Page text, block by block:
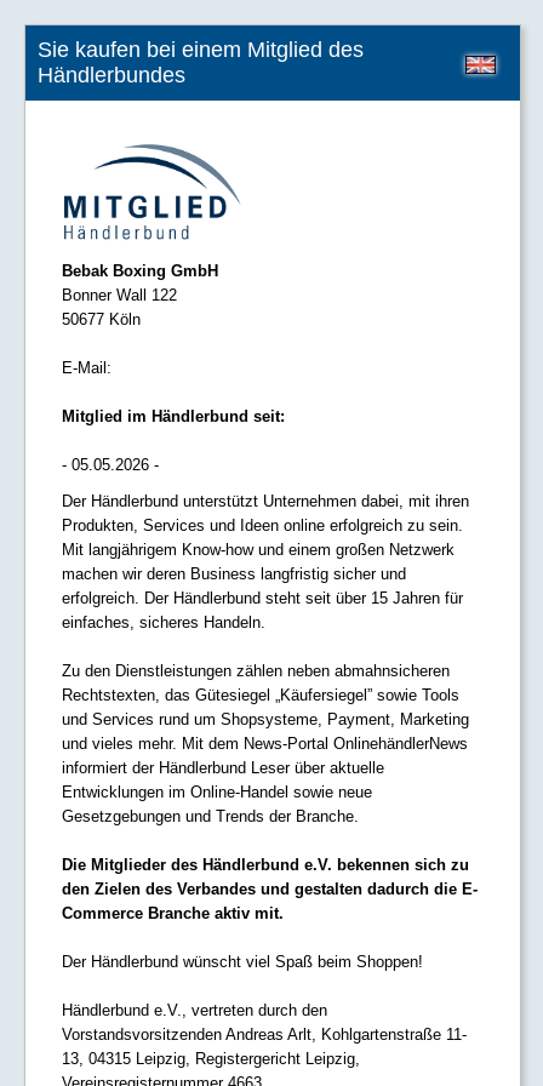
Sie kaufen bei einem Mitglied des
Händlerbundes
Bebak Boxing GmbH
Bonner Wall 122
50677 Köln
E-Mail:
Mitglied im Händlerbund seit:
- 05.05.2026 -
Der Händlerbund unterstützt Unternehmen dabei, mit ihren
Produkten, Services und Ideen online erfolgreich zu sein.
Mit langjährigem Know-how und einem großen Netzwerk
machen wir deren Business langfristig sicher und
erfolgreich. Der Händlerbund steht seit über 15 Jahren für
einfaches, sicheres Handeln.
Zu den Dienstleistungen zählen neben abmahnsicheren
Rechtstexten, das Gütesiegel „Käufersiegel” sowie Tools
und Services rund um Shopsysteme, Payment, Marketing
und vieles mehr. Mit dem News-Portal OnlinehändlerNews
informiert der Händlerbund Leser über aktuelle
Entwicklungen im Online-Handel sowie neue
Gesetzgebungen und Trends der Branche.
Die Mitglieder des Händlerbund e.V. bekennen sich zu
den Zielen des Verbandes und gestalten dadurch die E-
Commerce Branche aktiv mit.
Der Händlerbund wünscht viel Spaß beim Shoppen!
Händlerbund e.V., vertreten durch den
Vorstandsvorsitzenden Andreas Arlt, Kohlgartenstraße 11-
13, 04315 Leipzig, Registergericht Leipzig,